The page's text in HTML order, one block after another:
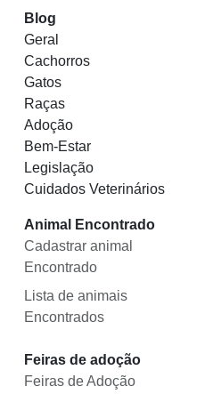
Blog
Geral
Cachorros
Gatos
Raças
Adoção
Bem-Estar
Legislação
Cuidados Veterinários
Animal Encontrado
Cadastrar animal
Encontrado
Lista de animais
Encontrados
Feiras de adoção
Feiras de Adoção